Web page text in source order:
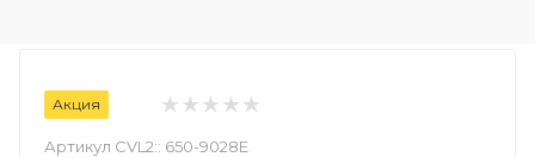
Акция
Артикул CVL2:: 650-9028E